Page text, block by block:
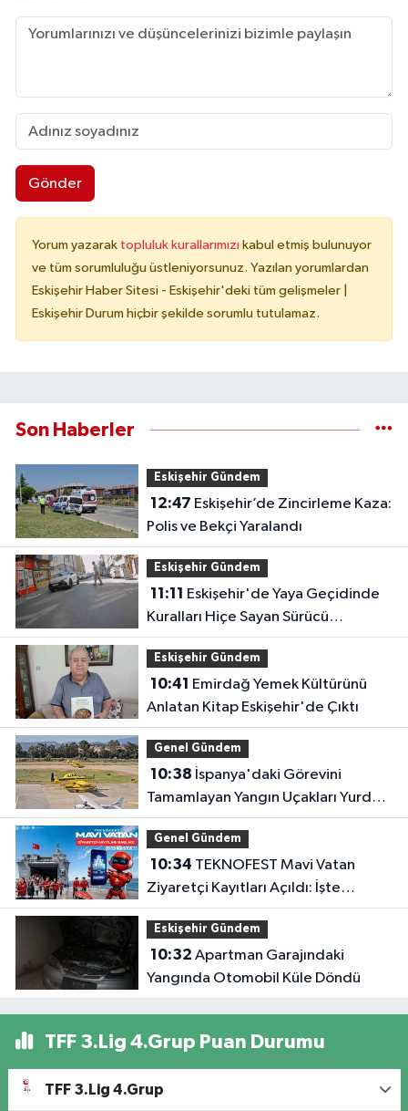
Gönder
Yorum yazarak topluluk kurallarımızı kabul etmiş bulunuyor
ve tüm sorumluluğu üstleniyorsunuz. Yazılan yorumlardan
Eskişehir Haber Sitesi - Eskişehir'deki tüm gelişmeler |
Eskişehir Durum hiçbir şekilde sorumlu tutulamaz.
Son Haberler
Eskişehir Gündem
12:47
Polis ve Bekçi Yaralandı
Eskişehir Gündem
11:11
Kuralları Hiçe Sayan Sürücü
Kameraya Yansıdı
Eskişehir Gündem
10:41
Anlatan Kitap Eskişehir'de Çıktı
Genel Gündem
10:38
Tamamlayan Yangın Uçakları Yurda
Döndü
Genel Gündem
10:34
Ziyaretçi Kayıtları Açıldı: İşte
Detaylar
Eskişehir Gündem
10:32
Yangında Otomobil Küle Döndü
TFF 3.Lig 4.Grup Puan Durumu
TFF 3.Lig 4.Grup